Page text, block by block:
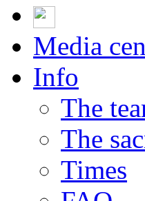
Media
Info
The
The
Times